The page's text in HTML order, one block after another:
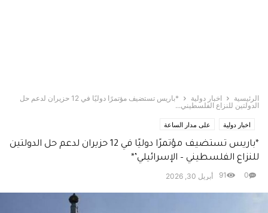
الرئيسية اخبار دولية
*باريس تستضيف مؤتمرًا دوليًا في 12 حزيران لدعم حل
الدولتين للنزاع الفلسطيني...
اخبار دولية على مدار الساعة
*باريس تستضيف مؤتمرًا دوليًا في 12 حزيران لدعم حل الدولتين
للنزاع الفلسطيني – الإسرائيلي’*
أبريل 30, 2026 0
91